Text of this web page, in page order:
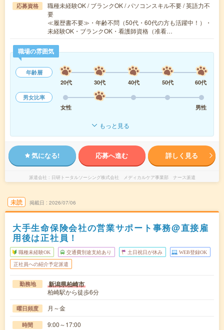
応募資格
職種未経験OK / ブランクOK / パソコンスキル不要 / 英語力不
要
≪履歴書不要≫・年齢不問（50代・60代の方も活躍中！）・
未経験OK・ブランクOK・看護師資格（准看…
職場の雰囲気
年齢層
20代
30代 40代 50代
60代
男女比率
女性
男性
もっと見る
気になる! 応募へ進む 詳しく見る
派遣会社 日研トータルソーシング株式会社 メディカルケア事業部 ナース派遣
未読 掲載日 2026/07/06
大手生命保険会社の営業サポート事務@直接雇
用後は正社員！
職種未経験OK 交通費別途支給あり 土日祝日が休み WEB登録OK
正社員への紹介予定派遣
勤務地 新潟県柏崎市
柏崎駅から徒歩6分
曜日頻度 月～金
時間 9:00～17:00